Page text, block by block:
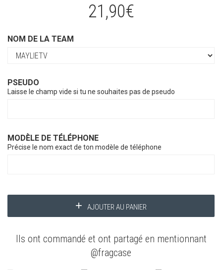
21,90€
NOM DE LA TEAM
PSEUDO
Laisse le champ vide si tu ne souhaites pas de pseudo
MODÈLE DE TÉLÉPHONE
Précise le nom exact de ton modèle de téléphone
AJOUTER AU PANIER
Ils ont commandé et ont partagé en mentionnant
@fragcase